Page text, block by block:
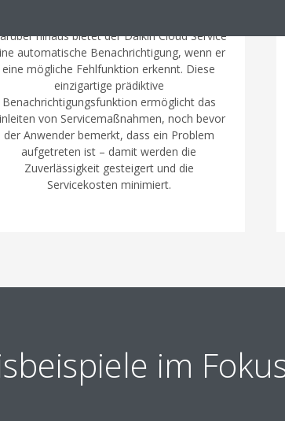
hinaus bietet der Daikin Cloud Service
automatische Benachrichtigung, wenn er
eine mögliche Fehlfunktion erkennt. Diese
einzigartige prädiktive
Benachrichtigungsfunktion ermöglicht das
von Servicemaßnahmen, noch bevor
der Anwender bemerkt, dass ein Problem
aufgetreten ist – damit werden die
Zuverlässigkeit gesteigert und die
Servicekosten minimiert.
im